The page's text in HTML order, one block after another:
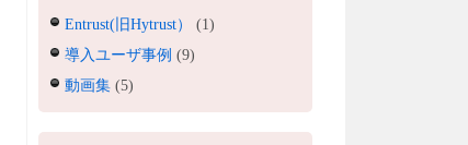
Entrust(旧Hytrust）
(1)
導入ユーザ事例 (9)
動画集 (5)